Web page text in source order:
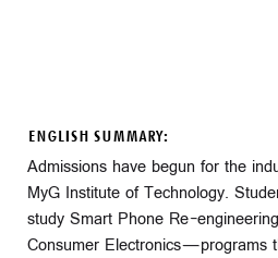
ENGLISH SUMMARY:
Admissions have begun for the
MyG Institute of Technology.
study Smart Phone Re-
Consumer Electronics—programs